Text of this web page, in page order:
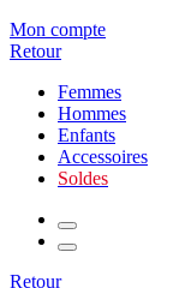
Mon compte
Retour
Femmes
Hommes
Enfants
Accessoires
Soldes
Retour